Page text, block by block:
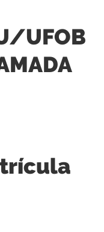
UFOB